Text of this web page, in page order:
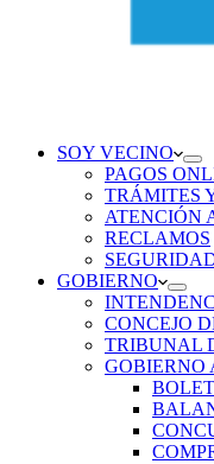
SOY VECINO
PAGOS
TRÁMITES
ATENCIÓN
RECLAMOS
GOBIERNO
CONCEJO
TRIBUNAL
GOBIERNO